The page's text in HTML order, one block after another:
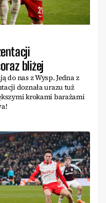
bliżej
do nas z Wysp. Jedna z
doznała urazu tuż
krokami barażami